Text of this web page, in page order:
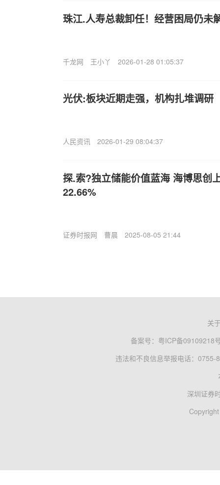
珠江.人寿总裁卸任！经营困局仍未
千龙网 王小丫 2026-01-28 01:05:37
光伏:板块近期走强，机构扎堆调研
人民资讯 2026-01-29 08:04:37
探.索?独立储能价值蓝海 海博思创
22.66%
证券时报网 曹晨 2025-08-05 21:44
关
备案号： 粤ICP备09109218
违法和不良信息举报电话：0755-
深圳证券